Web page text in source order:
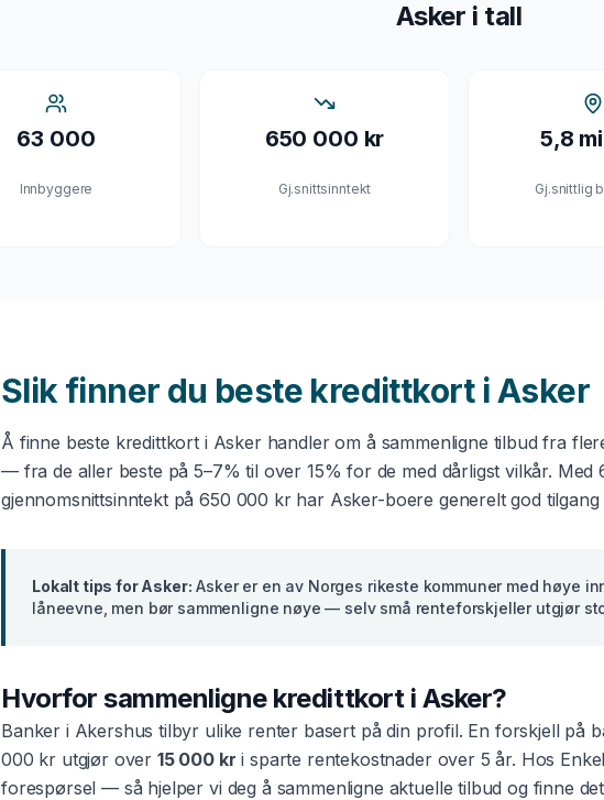
Asker i tall
63 000
Innbyggere
650 000 kr
Gj.snittsinntekt
5,8
Gj.snittlig
Slik finner du beste kredittkortiAsker
Å finne beste kredittkort i Askerhandler om å sammenligne tilbud fra
— fra de aller beste på 5–7% til over 15% for de med dårligst vilkår. Med
gjennomsnittsinntekt på650 000 krhar Asker-boere generelt god
Lokalt tips forAsker: Asker er en av Norges rikeste kommuner med høye
låneevne, men bør sammenligne nøye — selv små renteforskjeller utgjør
Hvorfor sammenligne kredittkorti Asker?
Banker i Akershus tilbyr ulike renter basert på din profil. En forskjell på
000 kr utgjør over 15 000 kr i sparte rentekostnader over 5 år. Hos
forespørsel — så hjelper vi deg å sammenligne aktuelle tilbud og finne